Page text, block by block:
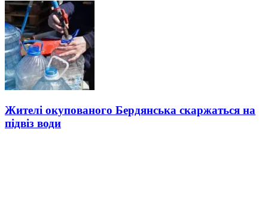
Жителі окупованого Бердянська скаржаться на
підвіз води